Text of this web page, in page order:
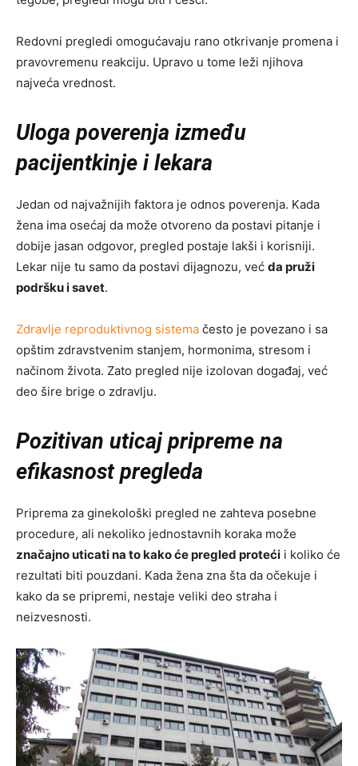
Redovni pregledi omogućavaju rano otkrivanje promena i
pravovremenu reakciju. Upravo u tome leži njihova
najveća vrednost.
Uloga poverenja između
pacijentkinje i lekara
Jedan od najvažnijih faktora je odnos poverenja. Kada
žena ima osećaj da može otvoreno da postavi pitanje i
dobije jasan odgovor, pregled postaje lakši i korisniji.
Lekar nije tu samo da postavi dijagnozu, već da pruži
podršku i savet.
Zdravlje reproduktivnog sistema često je povezano i sa
opštim zdravstvenim stanjem, hormonima, stresom i
načinom života. Zato pregled nije izolovan događaj, već
deo šire brige o zdravlju.
Pozitivan uticaj pripreme na
efikasnost pregleda
Priprema za ginekološki pregled ne zahteva posebne
procedure, ali nekoliko jednostavnih koraka može
značajno uticati na to kako će pregled proteći i koliko će
rezultati biti pouzdani. Kada žena zna šta da očekuje i
kako da se pripremi, nestaje veliki deo straha i
neizvesnosti.